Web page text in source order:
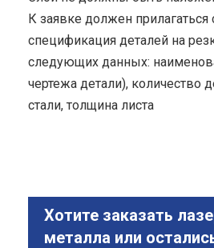
К заявке должен прилагаться
спецификация деталей на
следующих данных:
чертежа детали), количество
стали, толщина листа
Хотите заказать
металла или